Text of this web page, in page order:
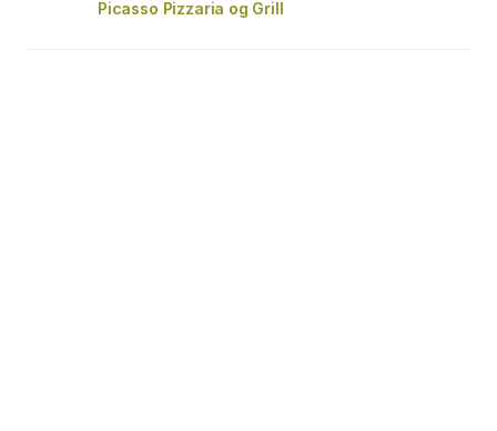
Picasso Pizzaria og Grill